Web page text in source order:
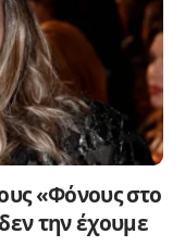
«Φόνους στο
την έχουμε